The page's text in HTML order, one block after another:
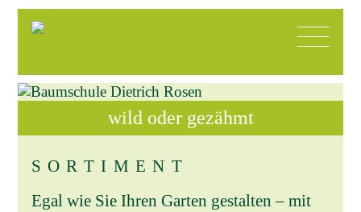
wild oder gezähmt
SORTIMENT
Egal wie Sie Ihren Garten gestalten – mit